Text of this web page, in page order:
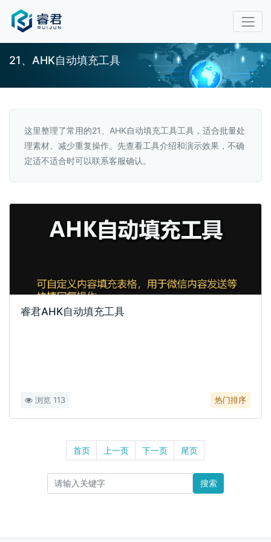
21、AHK自动填充工具
这里整理了常用的21、AHK自动填充工具工具，适合批量处
理素材、减少重复操作。先查看工具介绍和演示效果，不确
定适不适合时可以联系客服确认。
睿君AHK自动填充工具
浏览 113 热门排序
首页 上一页 下一页 尾页
搜索